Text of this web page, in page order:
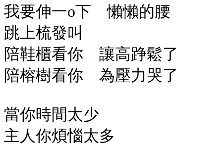
我要伸一o下 懶懶的腰
跳上梳發叫
陪鞋櫃看你 讓高踭鬆了
陪榕樹看你 為壓力哭了
當你時間太少
主人你煩惱太多